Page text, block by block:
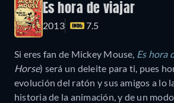
Es hora de viajar
2013 7.5
Si eres fan de Mickey Mouse, Es hora
Horse) será un deleite para ti, pues
evolución del ratón y sus amigos a lo
historia de la animación, y de un